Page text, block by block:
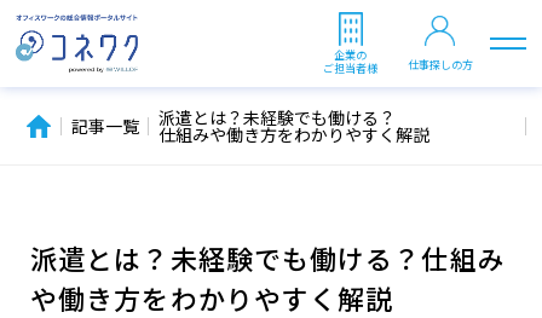
企業の
ご担当者様
仕事探しの方
記事一覧 派遣とは？未経験でも働ける？
仕組みや働き方をわかりやすく解説
派遣とは？未経験でも働ける？仕組み
や働き方をわかりやすく解説